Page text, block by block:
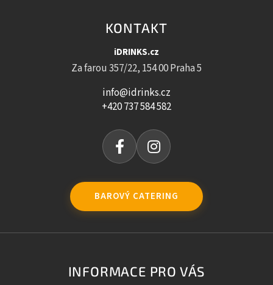
KONTAKT
iDRINKS.cz
Za farou 357/22, 154 00 Praha 5
info@idrinks.cz
+420 737 584 582
BAROVÝ CATERING
INFORMACE PRO VÁS